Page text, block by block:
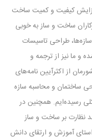
کیفیت و کمیت ساخت
ساخت و ساز به خوبی
طراحی تاسیسات
و ما نیز از ترجمه و
از اکثرآیین نامه‌های
ساختمان و محاسبه سازه
کلی رسیده‌ایم. همچنین در
نظارت بر ساخت و ساز
آموزش و ارتقای دانش